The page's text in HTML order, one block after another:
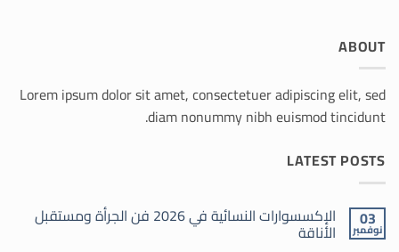
ABOUT
Lorem ipsum dolor sit amet, consectetuer adipiscing elit, sed
diam nonummy nibh euismod tincidunt.
LATEST POSTS
03
نوفمبر
الإكسسوارات النسائية في 2026 فن الجرأة ومستقبل
الأناقة